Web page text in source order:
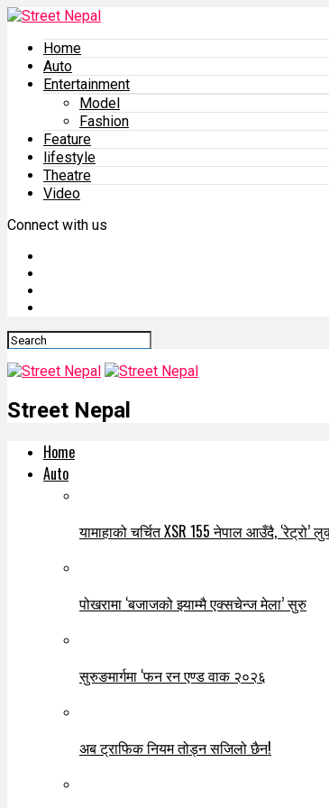
Home
Auto
Entertainment
Model
Fashion
Feature
lifestyle
Theatre
Video
Connect with us
Street Nepal
Home
Auto
यामाहाको चर्चित XSR 155 नेपाल आउँदै, ‘रेट्रो’
पोखरामा ‘बजाजको झ्याम्मै एक्सचेन्ज मेला’ सुरु
सुरुङमार्गमा ‘फन रन एण्ड वाक २०२६
अब ट्राफिक नियम तोड्न सजिलो छैन!